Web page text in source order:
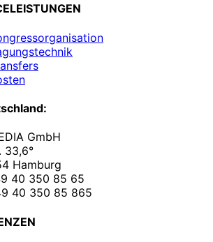
GmbH
33,6°
Hamburg
40 350 85 65
40 350 85 865